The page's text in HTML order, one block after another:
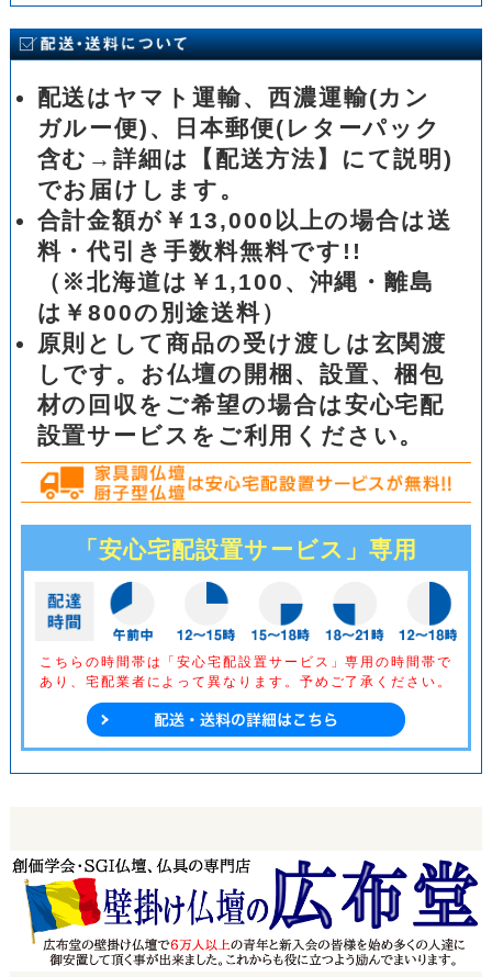
配送はヤマト運輸、西濃運輸(カン
ガルー便)、日本郵便(レターパック
含む→詳細は【配送方法】にて説明)
でお届けします。
合計金額が￥13,000以上の場合は送
料・代引き手数料無料です!!
（※北海道は￥1,100、沖縄・離島
は￥800の別途送料）
原則として商品の受け渡しは玄関渡
しです。お仏壇の開梱、設置、梱包
材の回収をご希望の場合は安心宅配
設置サービスをご利用ください。
「安心宅配設置サービス」専用
こちらの時間帯は「安心宅配設置サービス」専用の時間帯で
あり、 宅配業者によって異なります。予めご了承ください。